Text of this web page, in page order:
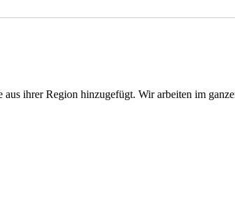
ihrer Region hinzugefügt. Wir arbeiten im